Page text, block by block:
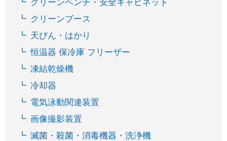
クリーンベンチ・安全キャビネット
クリーンブース
天びん・はかり
恒温器 保冷庫 フリーザー
凍結乾燥機
冷却器
電気泳動関連装置
画像撮影装置
滅菌・殺菌・消毒機器・洗浄機